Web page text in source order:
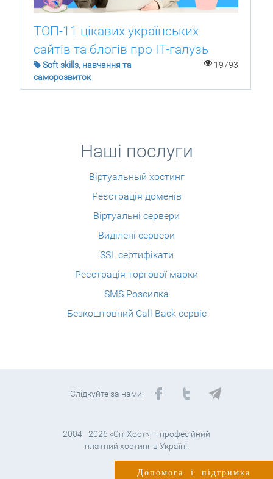
ТОП-11 цікавих українських
сайтів та блогів про IT-галузь
Soft skills, навчання та
саморозвиток
19793
Наші послуги
Віртуальный хостинг
Реєстрація доменів
Віртуальні сервери
Виділені сервери
SSL сертифікати
Реєстрація торгової марки
SMS Розсилка
Безкоштовний Call Back сервіс
Слідкуйте за нами:
2004 - 2026 «СітіХост» — професійний
платний хостинг в Україні.
Допомога і підтримка